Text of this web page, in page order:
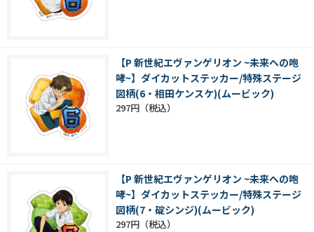
【P 新世紀エヴァンゲリオン ~未来への咆
哮~】ダイカットステッカー/特殊ステージ
図柄(6・相田ケンスケ)(ムービック)
297円
【P 新世紀エヴァンゲリオン ~未来への咆
哮~】ダイカットステッカー/特殊ステージ
図柄(7・碇シンジ)(ムービック)
297円